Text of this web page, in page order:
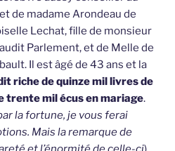
de madame Arondeau de
Lechat, fille de monsieur
Parlement, et de Melle de
Il est âgé de 43 ans et la
riche de quinze mil livres de
trente mil écus en mariage.
la fortune, je vous ferai
Mais la remarque de